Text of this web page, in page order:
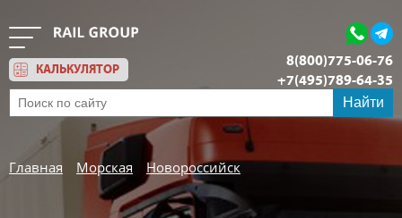
Найти
КАЛЬКУЛЯТОР
8(800)775-06-76
+7(495)789-64-35
Обратный звонок
Главная Морская Новороссийск